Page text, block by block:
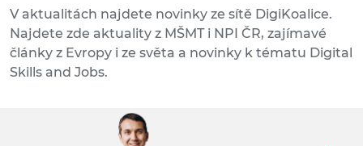
V aktualitách najdete novinky ze sítě DigiKoalice.
Najdete zde aktuality z MŠMT i NPI ČR, zajímavé
články z Evropy i ze světa a novinky k tématu Digital
Skills and Jobs.